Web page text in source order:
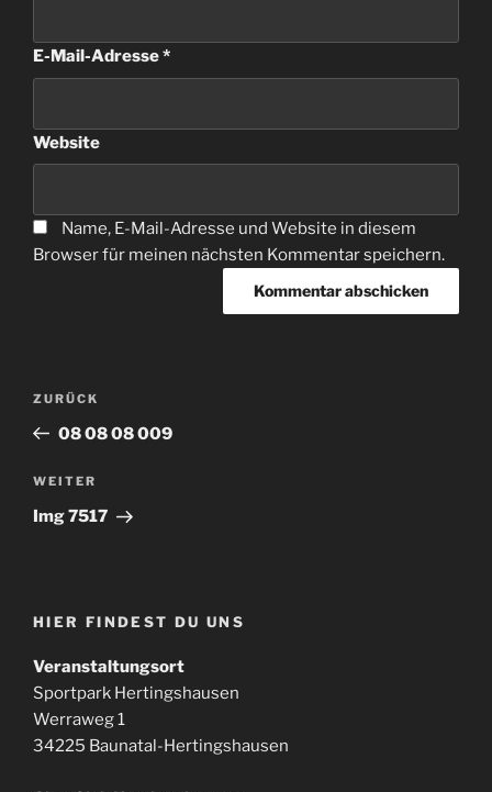
E-Mail-Adresse*
Website
Name, E-Mail-Adresse und Website in diesem
Browser für meinen nächsten Kommentar speichern.
Beitragsnavigation
Vorheriger
Beitrag
ZURÜCK
08 08 08 009
Nächster
Beitrag
WEITER
Img 7517
HIER FINDEST DU UNS
Veranstaltungsort
Sportpark Hertingshausen
Werraweg 1
34225 Baunatal-Hertingshausen